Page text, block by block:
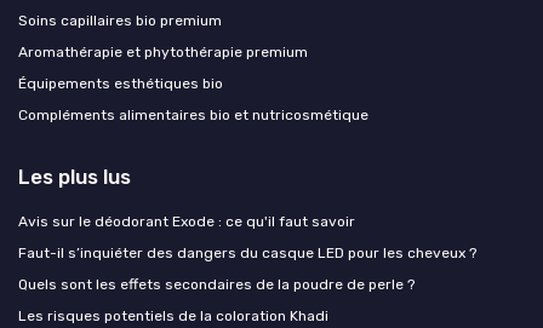
Soins capillaires bio premium
Aromathérapie et phytothérapie premium
Équipements esthétiques bio
Compléments alimentaires bio et nutricosmétique
Les plus lus
Avis sur le déodorant Exode : ce qu'il faut savoir
Faut-il s’inquiéter des dangers du casque LED pour les cheveux ?
Quels sont les effets secondaires de la poudre de perle ?
Les risques potentiels de la coloration Khadi